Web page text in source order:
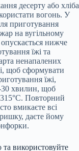
десерту або хліба
вогонь. У
приготування
на вугільному
нижче
їжі та
ненапалених
щоб сформувати
їжі,
30 хвилин, щоб
315°C. Повторний
вмикаєте всі
даєте йому
використовуйте